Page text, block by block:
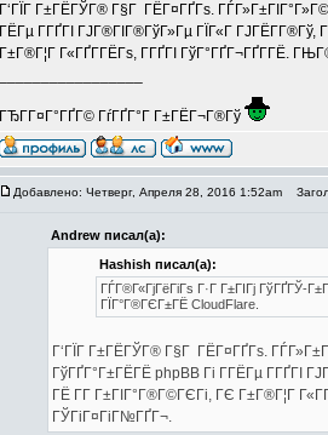
Г‘ГЇГ Г±ГЁГЎГ® Г§Г ГЁГ¤ГҐГѕ.
ГЁГµ Г­ГҐГІ ГЈГ®ГІГ®ГўГ»Гµ ГЇГ«Г
Г±Г®Г¦Г Г«ГҐГ­ГЁГѕ, Г­ГҐГІ ГўГ°ГҐГ¬ГҐГ­ГЁ.
ГЂГ­Г¤Г°ГҐГ© ГѓГҐГ°Г Г±ГЁГ¬Г®Гў
Добавлено: Четверг, Апреля 28, 2016 1:52am
Andrew писал(а):
Hashish писал(а):
ГЃГ®Г«ГјГёГіГѕ Г·Г Г±ГІГј ГўГҐГЎ-
ГЇГ°Г®ГЄГ±ГЁ CloudFlare.
Г‘ГЇГ Г±ГЁГЎГ® Г§Г ГЁГ¤ГҐГѕ.
ГўГҐГ°Г±ГЁГЁ phpBB Гі Г­ГЁГµ Г­ГҐГІ
ГЁ Г­Г Г±ГІГ°Г®Г©ГЄГі, ГЄ Г±Г®Г¦Г
ГЎГіГ¤ГіГ№ГҐГ¬.